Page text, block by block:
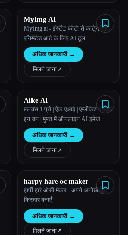
MyImg AI
MyImg.ai - इंस्टेंट फोटो से कार्टून और
एनिमेटेड आर्ट के लिए AI टूल
अधिक जानकारी →
मिलने जाना↗︎
Aike AI
फ़्लक्स.1 प्रो | ऐक एआई | एप्लीकेशन ऑल
इन वन | मुफ्त में ऑनलाइन AI इमेज
जेनरेटर
अधिक जानकारी →
मिलने जाना↗︎
harpy hare oc maker
हार्पी हारे ओसी मेकर - अपने अनोखे मूल
किरदार बनाएँ
अधिक जानकारी →
मिलने जाना↗︎